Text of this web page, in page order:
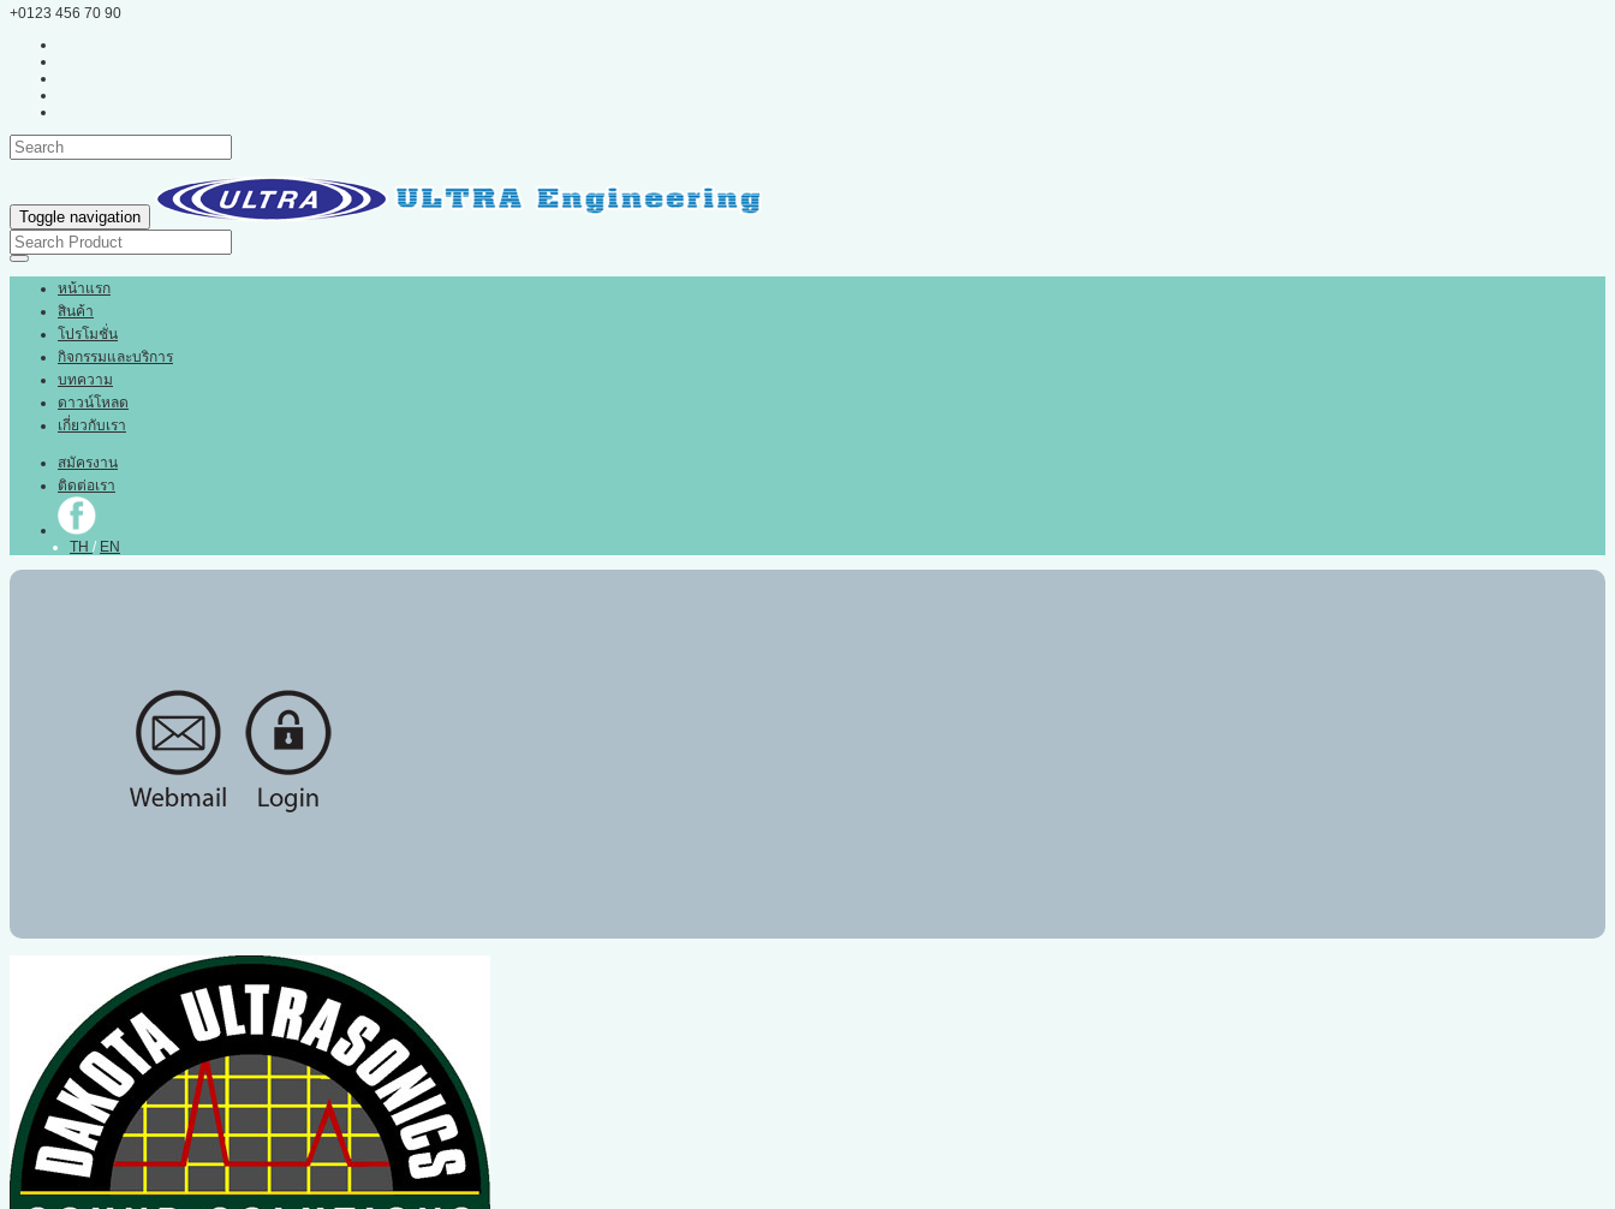
+0123 456 70 90
Toggle navigation
หน้าแรก
สินค้า
โปรโมชั่น
กิจกรรมและบริการ
บทความ
ดาวน์โหลด
เกี่ยวกับเรา
สมัครงาน
ติดต่อเรา
TH / EN